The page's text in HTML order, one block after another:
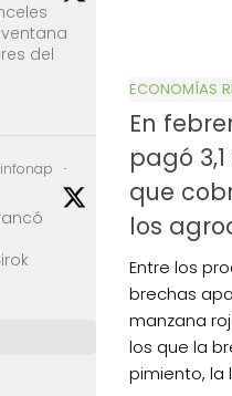
ECONOMÍAS
En
pagó
que
los
Entre los
brechas
manzana
los que la
pimiento, la
del
·